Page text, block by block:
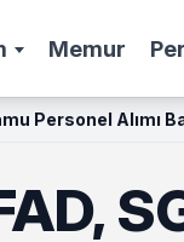
Memur
Personel Alımı